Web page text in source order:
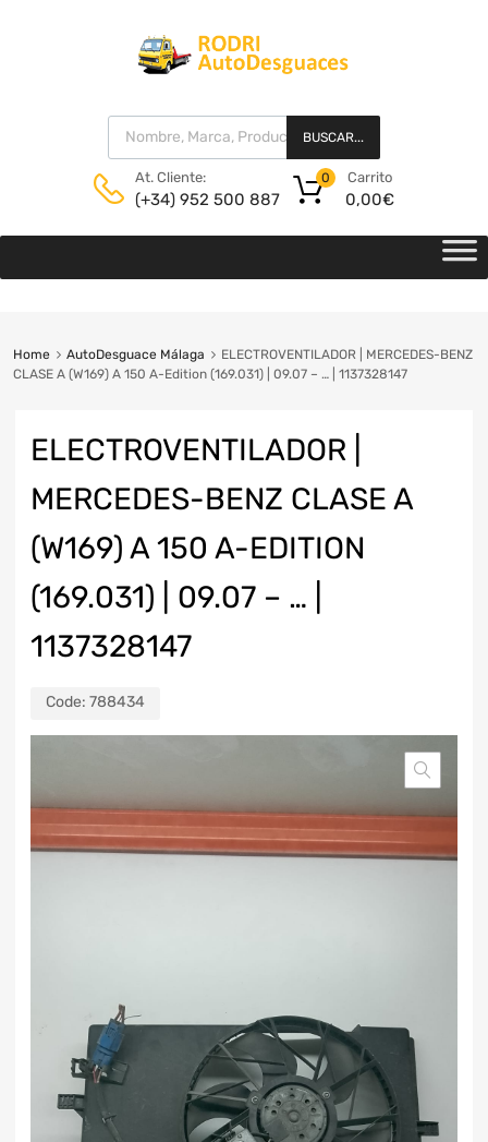
BUSCAR...
At. Cliente:
(+34) 952 500 887
Carrito
0,00€
0
Home AutoDesguace Málaga
ELECTROVENTILADOR | MERCEDES-BENZ
CLASE A (W169) A 150 A-Edition (169.031) | 09.07 – … | 1137328147
ELECTROVENTILADOR |
MERCEDES-BENZ CLASE A
(W169) A 150 A-EDITION
(169.031) | 09.07 – … |
1137328147
Code: 788434